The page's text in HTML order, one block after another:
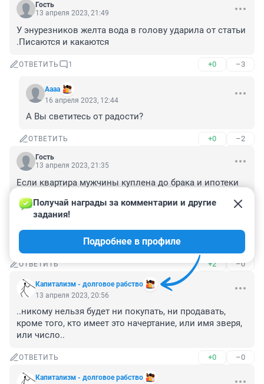
Гость
13 апреля 2023, 21:49
У энурезников желта вода в голову ударила от статьи
.Писаются и какаются
ОТВЕТИТЬ 1 +0 –3
Аааа
16 апреля 2023, 12:44
А Вы светитесь от радости?
ОТВЕТИТЬ +0 –2
Гость
13 апреля 2023, 21:35
Если квартира мужчины куплена до брака и ипотеки
Объясните "юристу", что "дарственная", а равно
"купчая крепость" использовались 200 лет назад.
Сейчас это называется договор дарения.
ОТВЕТИТЬ +2 –0
Капитализм - долговое рабство
Получай награды за комментарии и другие
задания!
Подробнее в профиле
13 апреля 2023, 20:56
..никому нельзя будет ни покупать, ни продавать,
кроме того, кто имеет это начертание, или имя зверя,
или число..
ОТВЕТИТЬ +0 –0
Капитализм - долговое рабство